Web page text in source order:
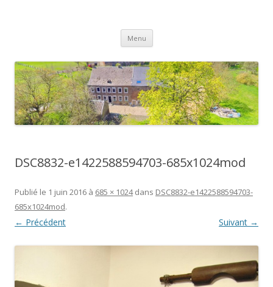
Menu Aller
contenu
DSC8832-e1422588594703-685x1024mod
Publié le 1 juin 2016 à 685 × 1024dans DSC8832-e1422588594703-
685x1024mod.
← Précédent Suivant →